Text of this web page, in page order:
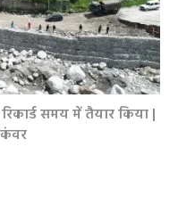
समय में तैयार किया |